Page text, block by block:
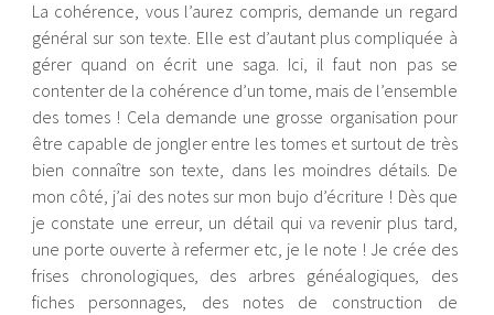
La cohérence, vous l’aurez compris, demande un regard
général sur son texte. Elle est d’autant plus compliquée à
gérer quand on écrit une saga. Ici, il faut non pas se
contenter de la cohérence d’un tome, mais de l’ensemble
des tomes ! Cela demande une grosse organisation pour
être capable de jongler entre les tomes et surtout de très
bien connaître son texte, dans les moindres détails. De
mon côté, j’ai des notes sur mon bujo d’écriture ! Dès que
je constate une erreur, un détail qui va revenir plus tard,
une porte ouverte à refermer etc, je le note ! Je crée des
frises chronologiques, des arbres généalogiques, des
fiches personnages, des notes de construction de